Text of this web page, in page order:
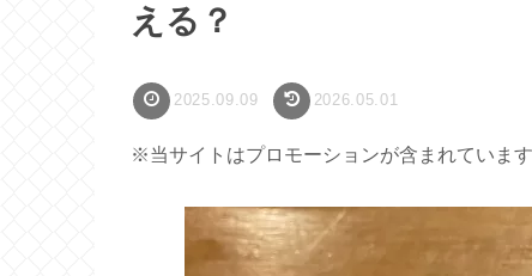
える？
2025.09.09 2026.05.01
※当サイトはプロモーションが含まれています